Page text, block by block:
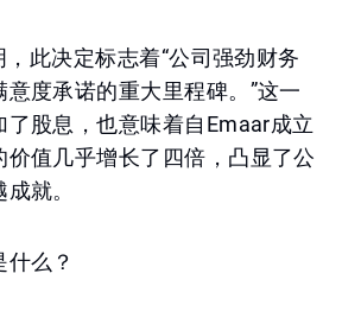
此决定标志着“公司强劲财务
度承诺的重大里程碑。”这一
了股息，也意味着自Emaar成立
价值几乎增长了四倍，凸显了公
就。
么？